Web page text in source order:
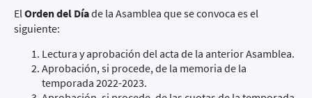
ElOrden del Díade la Asamblea que se convoca es el
siguiente:
Lectura y aprobación del acta de la anterior Asamblea.
Aprobación, si procede, de la memoria de la
temporada 2022-2023.